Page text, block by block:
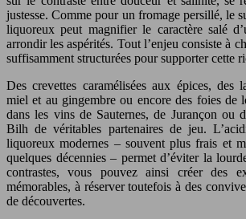
justesse. Comme pour un fromage persillé, le
liquoreux peut magnifier le caractère salé
arrondir les aspérités. Tout l’enjeu consiste à
suffisamment structurées pour supporter cette
Des crevettes caramélisées aux épices, des
miel et au gingembre ou encore des foies de
dans les vins de Sauternes, de Jurançon ou
Bilh de véritables partenaires de jeu.
liquoreux modernes – souvent plus frais et
quelques décennies – permet d’éviter la
contrastes, vous pouvez ainsi créer des
mémorables, à réserver toutefois à des
de découvertes.